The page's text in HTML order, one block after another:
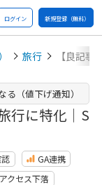
ログイン 新規登録（無料）
旅行 【良記
行に特化｜S
る（値下げ通知）
GA連携
アクセス下落